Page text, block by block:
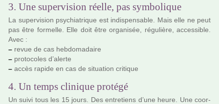
3. Une supervision réelle, pas symbolique
La super­vi­sion psy­chia­tri­que est indis­pen­sa­ble. Mais elle ne peut
pas être for­melle. Elle doit être orga­ni­sée, régu­lière, acces­si­ble.
Avec :
– revue de cas heb­do­ma­daire
– pro­to­co­les d’alerte
– accès rapide en cas de situa­tion cri­ti­que
4. Un temps clinique protégé
Un suivi tous les 15 jours. Des entre­tiens d’une heure. Une coor­